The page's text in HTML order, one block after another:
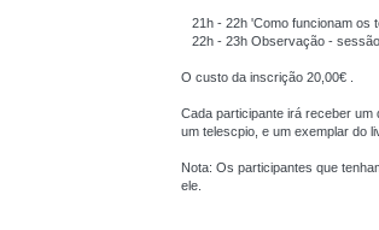
21h - 22h 'Como funcionam os
22h - 23h Observação -
O custo da inscrição 20,00€ .
Cada participante irá receber
um telescpio, e um exemplar do
Nota: Os participantes que
ele.